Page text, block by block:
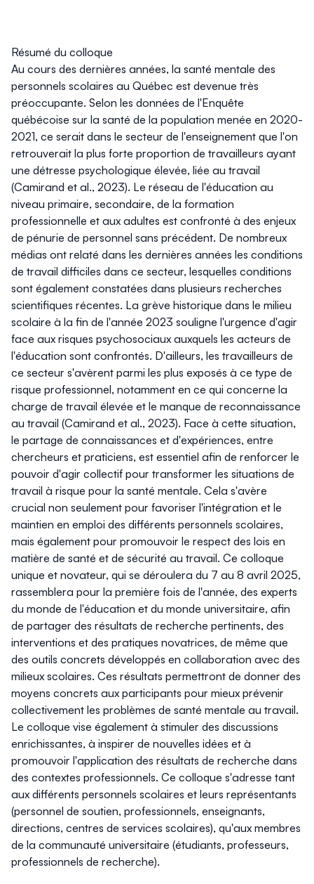
Résumé du colloque
Au cours des dernières années, la santé mentale des
personnels scolaires au Québec est devenue très
préoccupante. Selon les données de l'Enquête
québécoise sur la santé de la population menée en 2020-
2021, ce serait dans le secteur de l'enseignement que l'on
retrouverait la plus forte proportion de travailleurs ayant
une détresse psychologique élevée, liée au travail
(Camirand et al., 2023). Le réseau de l'éducation au
niveau primaire, secondaire, de la formation
professionnelle et aux adultes est confronté à des enjeux
de pénurie de personnel sans précédent. De nombreux
médias ont relaté dans les dernières années les conditions
de travail difficiles dans ce secteur, lesquelles conditions
sont également constatées dans plusieurs recherches
scientifiques récentes. La grève historique dans le milieu
scolaire à la fin de l'année 2023 souligne l'urgence d'agir
face aux risques psychosociaux auxquels les acteurs de
l'éducation sont confrontés. D'ailleurs, les travailleurs de
ce secteur s'avèrent parmi les plus exposés à ce type de
risque professionnel, notamment en ce qui concerne la
charge de travail élevée et le manque de reconnaissance
au travail (Camirand et al., 2023). Face à cette situation,
le partage de connaissances et d'expériences, entre
chercheurs et praticiens, est essentiel afin de renforcer le
pouvoir d'agir collectif pour transformer les situations de
travail à risque pour la santé mentale. Cela s'avère
crucial non seulement pour favoriser l'intégration et le
maintien en emploi des différents personnels scolaires,
mais également pour promouvoir le respect des lois en
matière de santé et de sécurité au travail. Ce colloque
unique et novateur, qui se déroulera du 7 au 8 avril 2025,
rassemblera pour la première fois de l'année, des experts
du monde de l'éducation et du monde universitaire, afin
de partager des résultats de recherche pertinents, des
interventions et des pratiques novatrices, de même que
des outils concrets développés en collaboration avec des
milieux scolaires. Ces résultats permettront de donner des
moyens concrets aux participants pour mieux prévenir
collectivement les problèmes de santé mentale au travail.
Le colloque vise également à stimuler des discussions
enrichissantes, à inspirer de nouvelles idées et à
promouvoir l'application des résultats de recherche dans
des contextes professionnels. Ce colloque s'adresse tant
aux différents personnels scolaires et leurs représentants
(personnel de soutien, professionnels, enseignants,
directions, centres de services scolaires), qu'aux membres
de la communauté universitaire (étudiants, professeurs,
professionnels de recherche).